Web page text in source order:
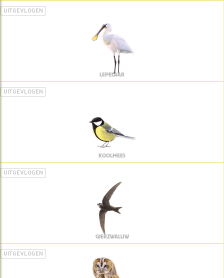
UITGEVLOGEN
LEPELAAR
UITGEVLOGEN
KOOLMEES
UITGEVLOGEN
GIERZWALUW
UITGEVLOGEN